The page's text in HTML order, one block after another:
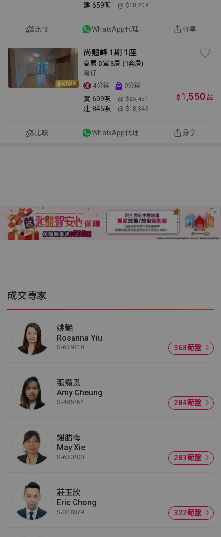
建 659呎 @ $18,209
比較 WhatsApp代理 分享
AI講房
尚翹峰 1期 1座
高層 D室 3房 (1套房)
灣仔
4分鐘 · 9分鐘
實 609呎 @ $25,451
建 845呎 @ $18,343
$ 1,550萬
比較 WhatsApp代理 分享
成交專家
姚艷
Rosanna Yiu
S-639318 368筍盤
張靄恩
Amy Cheung
S-485264 284筍盤
謝腊梅
May Xie
S-630200 283筍盤
莊玉欣
Eric Chong
S-328079 322筍盤